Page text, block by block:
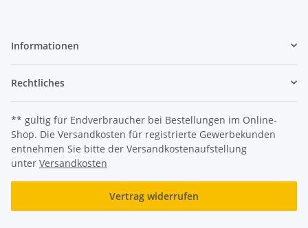
Informationen
Rechtliches
** gültig für Endverbraucher bei Bestellungen im Online-
Shop. Die Versandkosten für registrierte Gewerbekunden
entnehmen Sie bitte der Versandkostenaufstellung
unter Versandkosten
Vertrag widerrufen